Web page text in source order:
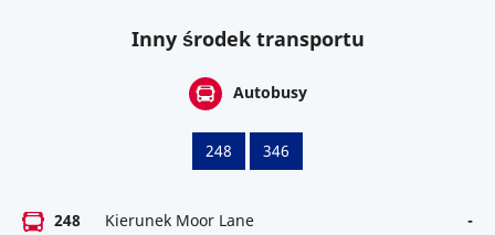
Inny środek transportu
Autobusy
248 346
248 Kierunek Moor Lane -